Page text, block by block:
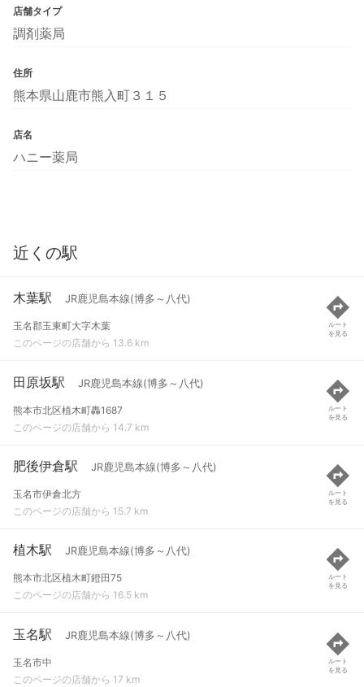
店舗タイプ
調剤薬局
住所
熊本県山鹿市熊入町３１５
店名
ハニー薬局
近くの駅
木葉駅 JR鹿児島本線(博多～八代)
玉名郡玉東町大字木葉
このページの店舗から 13.6 km
ルート
を見る
田原坂駅 JR鹿児島本線(博多～八代)
熊本市北区植木町轟1687
このページの店舗から 14.7 km
ルート
を見る
肥後伊倉駅 JR鹿児島本線(博多～八代)
玉名市伊倉北方
このページの店舗から 15.7 km
ルート
を見る
植木駅 JR鹿児島本線(博多～八代)
熊本市北区植木町鐙田75
このページの店舗から 16.5 km
ルート
を見る
玉名駅 JR鹿児島本線(博多～八代)
玉名市中
このページの店舗から 17 km
ルート
を見る